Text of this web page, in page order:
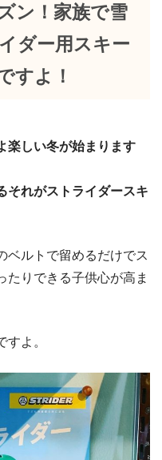
ン！家族で雪
ダー用スキー
すよ！
楽しい冬が始まります
それがストライダースキ
ベルトで留めるだけでス
たりできる子供心が高ま
よ。